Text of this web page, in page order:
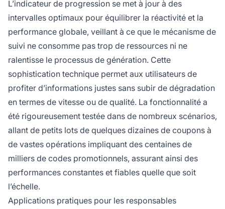
L’indicateur de progression se met à jour à des
intervalles optimaux pour équilibrer la réactivité et la
performance globale, veillant à ce que le mécanisme de
suivi ne consomme pas trop de ressources ni ne
ralentisse le processus de génération. Cette
sophistication technique permet aux utilisateurs de
profiter d’informations justes sans subir de dégradation
en termes de vitesse ou de qualité. La fonctionnalité a
été rigoureusement testée dans de nombreux scénarios,
allant de petits lots de quelques dizaines de coupons à
de vastes opérations impliquant des centaines de
milliers de codes promotionnels, assurant ainsi des
performances constantes et fiables quelle que soit
l’échelle.
Applications pratiques pour les responsables